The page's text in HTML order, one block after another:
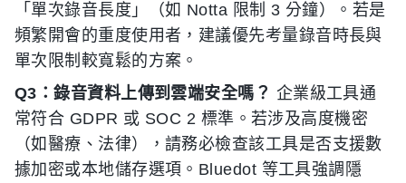
「單次錄音長度」（如 Notta 限制 3 分鐘）。若是
頻繁開會的重度使用者，建議優先考量錄音時長與
單次限制較寬鬆的方案。
Q3：錄音資料上傳到雲端安全嗎？ 企業級工具通
常符合 GDPR 或 SOC 2 標準。若涉及高度機密
（如醫療、法律），請務必檢查該工具是否支援數
據加密或本地儲存選項。Bluedot 等工具強調隱